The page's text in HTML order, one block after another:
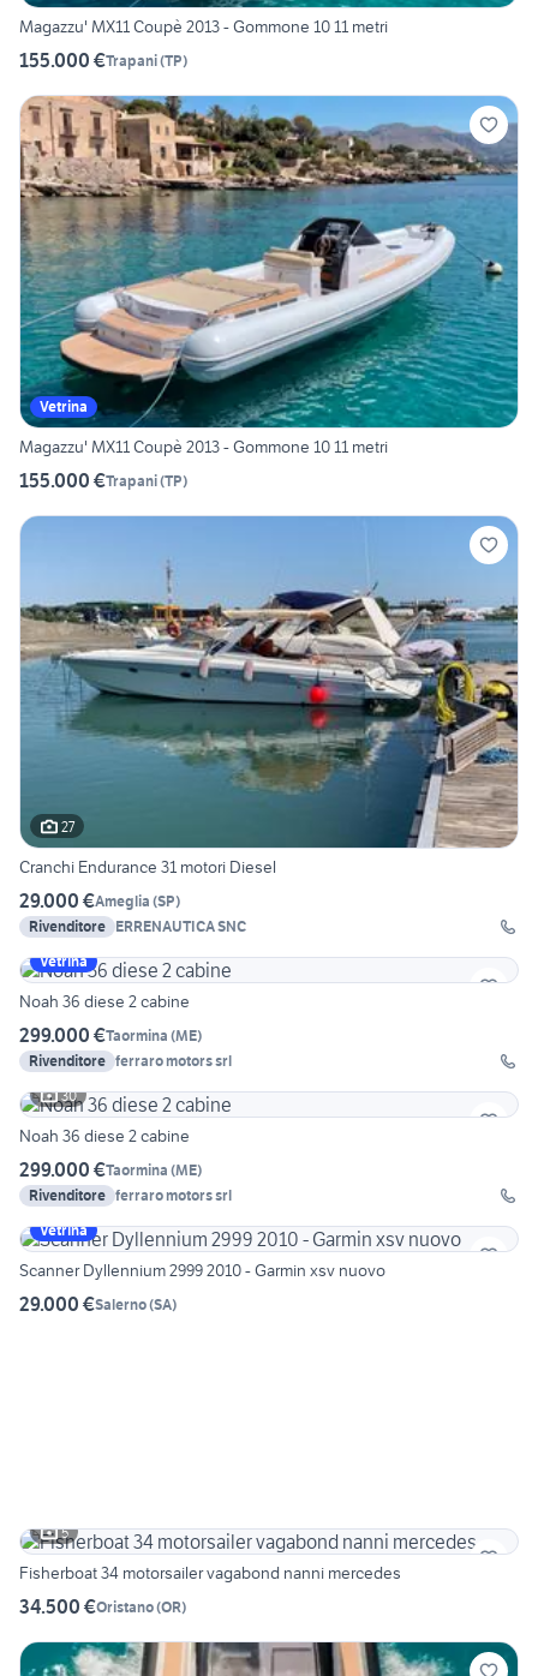
Magazzu' MX11 Coupè 2013 - Gommone 10 11 metri
155.000 €Trapani(TP)
Vetrina
Magazzu' MX11 Coupè 2013 - Gommone 10 11 metri
155.000 €Trapani(TP)
27
Cranchi Endurance 31 motori Diesel
29.000 €Ameglia (SP)
Rivenditore ERRENAUTICA SNC
Vetrina
Noah 36 diese 2 cabine
299.000 €Taormina (ME)
Rivenditore ferraro motors srl
30
Noah 36 diese 2 cabine
299.000 €Taormina (ME)
Rivenditore ferraro motors srl
Vetrina
Scanner Dyllennium 2999 2010 - Garmin xsv nuovo
29.000 €Salerno(SA)
5
Fisherboat 34 motorsailer vagabond nanni mercedes
34.500 €Oristano(OR)